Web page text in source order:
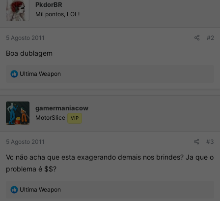
PkdorBR
Mil pontos, LOL!
5 Agosto 2011 #2
Boa dublagem
R
ç
õ
e
s
Ultima Weapon
gamermaniacow
MotorSlice VIP
5 Agosto 2011 #3
Vc não acha que esta exagerando demais nos brindes? Ja que o
problema é $$?
R
Ultima Weapon